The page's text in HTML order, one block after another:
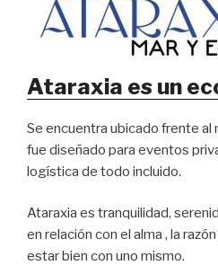
Ataraxia es un
Se encuentra ubicado frente al
fue diseñado para eventos
logística de todo incluido.
Ataraxia es tranquilidad,
en relación con el alma , la
estar bien con uno mismo.